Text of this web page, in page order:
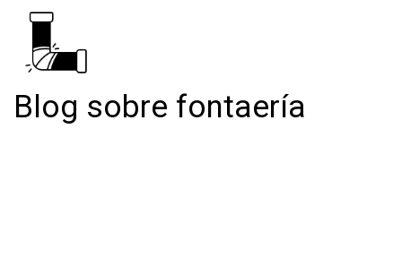
Blog sobre fontaería